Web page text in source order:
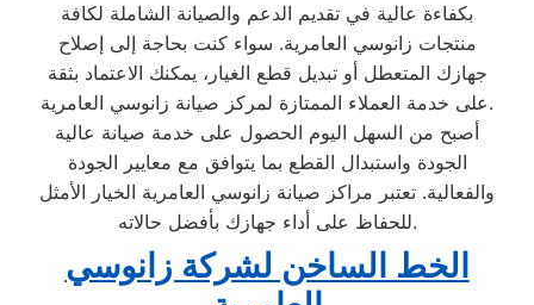
بكفاءة عالية في تقديم الدعم والصيانة الشاملة لكافة
منتجات زانوسي العامرية. سواء كنت بحاجة إلى إصلاح
جهازك المتعطل أو تبديل قطع الغيار، يمكنك الاعتماد بثقة
على خدمة العملاء الممتازة لمركز صيانة زانوسي العامرية.
أصبح من السهل اليوم الحصول على خدمة صيانة عالية
الجودة واستبدال القطع بما يتوافق مع معايير الجودة
والفعالية. تعتبر مراكز صيانة زانوسي العامرية الخيار الأمثل
للحفاظ على أداء جهازك بأفضل حالاته.
الخط الساخن لشركة زانوسي